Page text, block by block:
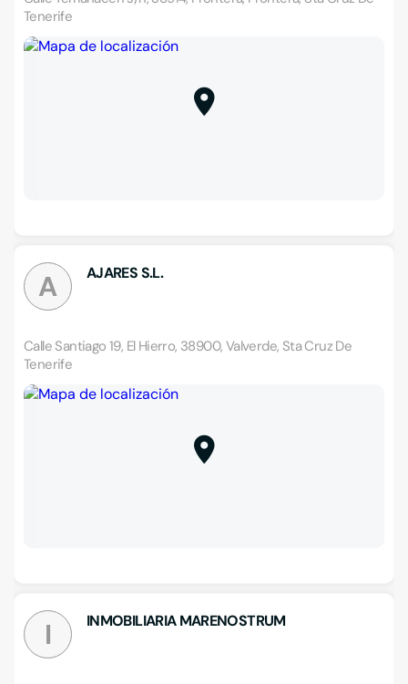
Tenerife
A AJARES S.L.
Calle Santiago 19, El Hierro, 38900, Valverde, Sta Cruz De
Tenerife
I INMOBILIARIA MARENOSTRUM